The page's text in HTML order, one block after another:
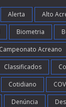
Alerta Alto
Biometria
Campeonato Acreano
Classificados
Cotidiano
Denúncia